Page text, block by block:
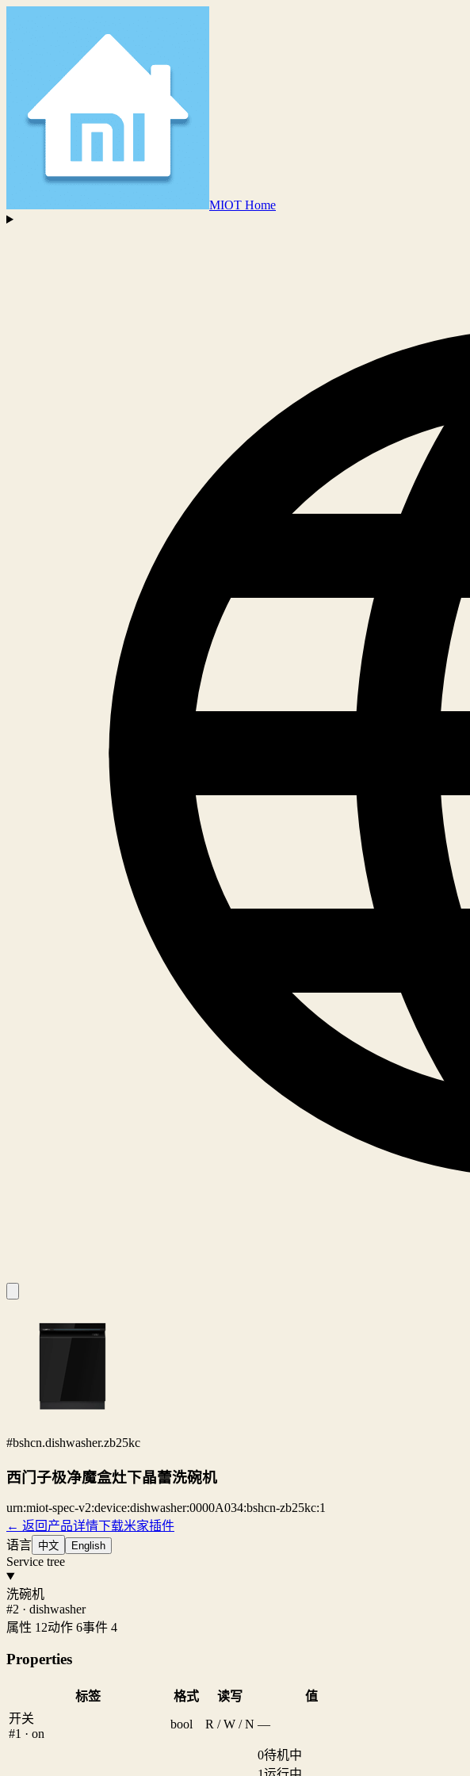
MIOT Home
#bshcn.dishwasher.zb25kc
西门子极净魔盒灶下晶蕾洗碗机
urn:miot-spec-v2:device:dishwasher:0000A034:bshcn-zb25kc:1
← 返回产品详情下载米家插件
语言 中文 English
Service tree
洗碗机
#2 · dishwasher
属性 12动作 6事件 4
Properties
标签 格式 读写
值
开关
#1 · on
bool R / W / N —
0待机中